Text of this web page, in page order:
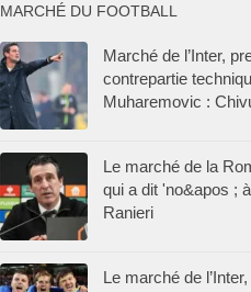
MARCHÉ DU FOOTBALL
Marché de l’Inter,
contrepartie
Muharemovic :
Le marché de la
qui a dit 'no&apos ;
Ranieri
Le marché de